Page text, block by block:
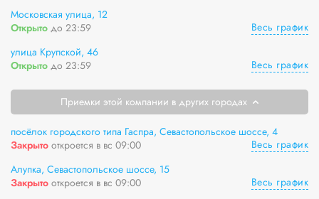
Московская улица, 12
Открыто до 23:59
Весь график
улица Крупской, 46
Открыто до 23:59 Весь график
Приемки этой компании в других городах
посёлок городского типа Гаспра, Севастопольское шоссе, 4
Закрыто откроется в вс 09:00
Весь график
Алупка, Севастопольское шоссе, 15
Закрыто откроется в вс 09:00
Весь график